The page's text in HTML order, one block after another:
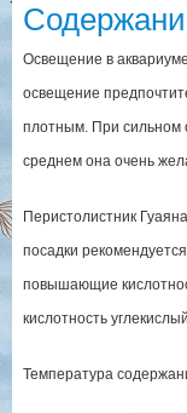
Освещение в
освещение
плотным. При сильном
среднем она очень
Перистолистник
посадки
повышающие
кислотность
Температура